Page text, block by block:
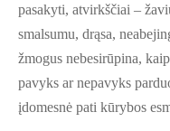
pasakyti, atvirkščiai –
smalsumu, drąsa,
žmogus nebesirūpina,
pavyks ar nepavyks
įdomesnė pati kūrybos